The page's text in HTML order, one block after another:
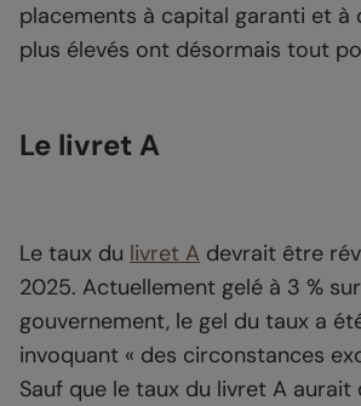
placements à capital garanti et à
plus élevés ont désormais tout
Le livret A
Le taux du livret A devrait être
2025. Actuellement gelé à 3 %
gouvernement, le gel du taux a
invoquant « des circonstances
Sauf que le taux du livret A aurait